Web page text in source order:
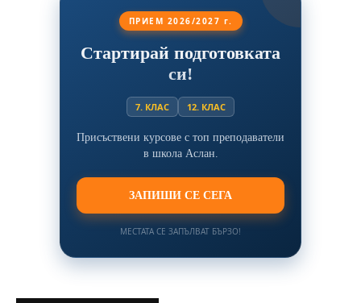
ПРИЕМ 2026/2027 г.
Стартирай подготовката
си!
7. КЛАС 12. КЛАС
Присъствени курсове с топ преподаватели
в школа Аслан.
ЗАПИШИ СЕ СЕГА
МЕСТАТА СЕ ЗАПЪЛВАТ БЪРЗО!